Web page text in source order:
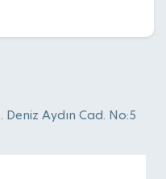
Aydın Cad. No:5